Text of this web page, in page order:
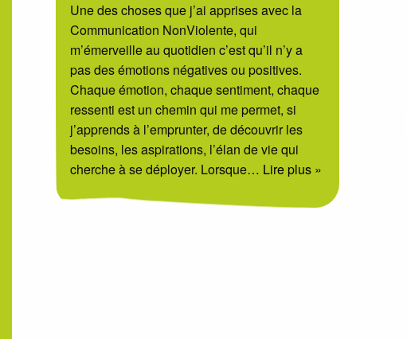
Une des choses que j’ai apprises avec la
Communication NonViolente, qui
m’émerveille au quotidien c’est qu’il n’y a
pas des émotions négatives ou positives.
Chaque émotion, chaque sentiment, chaque
ressenti est un chemin qui me permet, si
j’apprends à l’emprunter, de découvrir les
besoins, les aspirations, l’élan de vie qui
cherche à se déployer. Lorsque… Lire plus »